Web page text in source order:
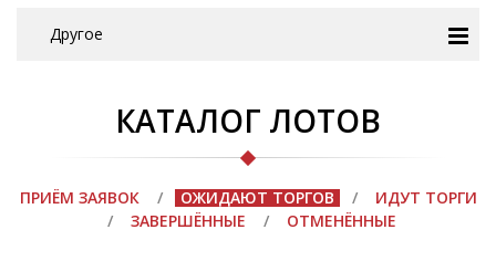
Другое
КАТАЛОГ ЛОТОВ
ПРИЁМ ЗАЯВОК / ОЖИДАЮТ ТОРГОВ /
ИДУТ ТОРГИ
/
ЗАВЕРШЁННЫЕ / ОТМЕНЁННЫЕ